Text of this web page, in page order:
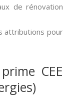
de rénovation
attributions pour
CEE